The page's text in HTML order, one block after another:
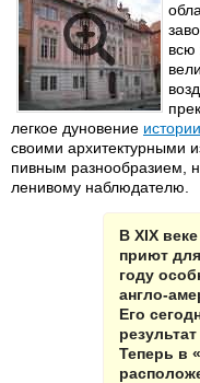
всю
легкое дуновение истории
своими архитектурными
пивным разнообразием,
ленивому наблюдателю.
В XIX
приют
году
англо-
Его
Теперь в